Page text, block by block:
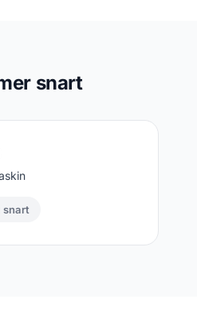
snart
snart